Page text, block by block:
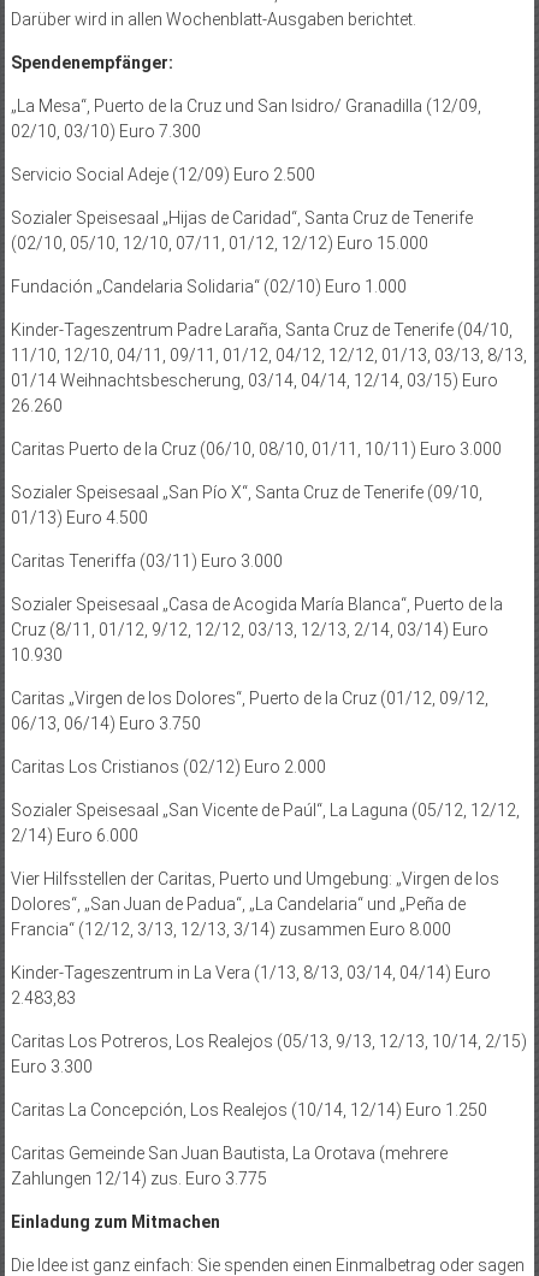
Darüber wird in allen Wochenblatt-Ausgaben berichtet.
Spendenempfänger:
„La Mesa“, Puerto de la Cruz und San Isi­dro/­ Granadilla (12/09,
02/10, 03/10) Euro 7.300
Servicio Social Adeje (12/09) Euro 2.500
Sozialer Speisesaal „Hijas de Caridad“, Santa Cruz de Tenerife
(02/10, 05/10, 12/10, 07/11, 01/12, 12/12) Euro 15.000
Fundación „Candelaria Solidaria“ (02/10) Euro 1.000
Kinder-Tageszentrum Padre Laraña, Santa Cruz de Tenerife (04/10,
11/10, 12/10, 04/11, 09/11, 01/12, 04/12, 12/12, 01/13, 03/13, 8/13,
01/14 Weihnachtsbescherung, 03/14, 04/14, 12/14, 03/15) Euro
26.260
Caritas Puerto de la Cruz (06/10, 08/10, 01/11, 10/11) Euro 3.000
Sozialer Speisesaal „San Pío X“, Santa Cruz de Tenerife (09/10,
01/13) Euro 4.500
Caritas Teneriffa (03/11) Euro 3.000
Sozialer Speisesaal „Casa de Acogida María Blanca“, Puerto de la
Cruz (8/11, 01/12, 9/12, 12/12, 03/13, 12/13, 2/14, 03/14) Euro
10.930
Caritas „Virgen de los Dolores“, Puerto de la Cruz (01/12, 09/12,
06/13, 06/14) Euro 3.750
Caritas Los Cristianos (02/12) Euro 2.000
Sozialer Speisesaal „San Vicente de Paúl“, La Laguna (05/12, 12/12,
2/14) Euro 6.000
Vier Hilfsstellen der Caritas, Puerto und Umgebung: „Virgen de los
Dolores“, „San Juan de Padua“, „La Candelaria“ und „Peña de
Francia“ (12/12, 3/13, 12/13, 3/14) zusammen Euro 8.000
Kinder-Tageszentrum in La Vera (1/13, 8/13, 03/14, 04/14) Euro
2.483,83
Caritas Los Potreros, Los Realejos (05/13, 9/13, 12/13, 10/14, 2/15)
Euro 3.300
Caritas La Concepción, Los Realejos (10/14, 12/14) Euro 1.250
Caritas Gemeinde San Juan Bautista, La Orotava (mehrere
Zahlungen 12/14) zus. Euro 3.775
Einladung zum Mitmachen
Die Idee ist ganz einfach: Sie spenden einen Einmalbetrag oder sagen